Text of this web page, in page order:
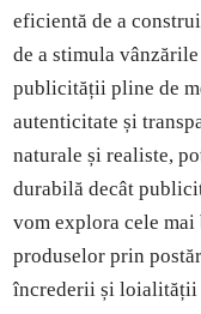
eficientă de a
de a stimula
publicității pline de
autenticitate și
naturale și realiste,
durabilă decât
vom explora cele
produselor prin
încrederii și loialității